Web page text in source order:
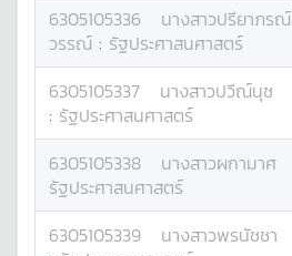
6305105336 นางสาวปรียาภรณ์
วรรณ์ : รัฐประศาสนศาสตร์
6305105337 นางสาวปวีณ์นุช
: รัฐประศาสนศาสตร์
6305105338 นางสาวผกามาศ
รัฐประศาสนศาสตร์
6305105339 นางสาวพรนัชชา